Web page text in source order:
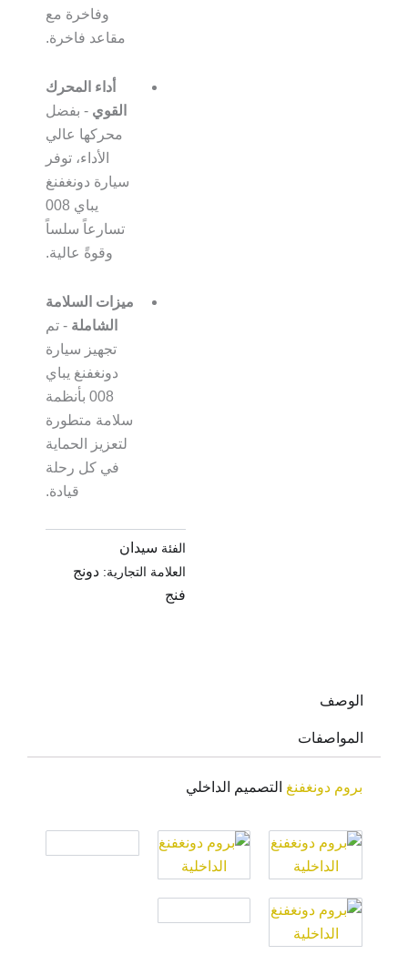
وفاخرة مع
مقاعد فاخرة.
أداء المحرك
القوي- بفضل
محركها عالي
الأداء، توفر
سيارة دونغفنغ
يباي 008
تسارعاً سلساً
وقوةً عالية.
ميزات السلامة
الشاملة- تم
تجهيز سيارة
دونغفنغ يباي
008 بأنظمة
سلامة متطورة
لتعزيز الحماية
في كل رحلة
قيادة.
سيدان
العلامة التجارية:دونج
الوصف
المواصفات
بروم دونغفنغالتصميم الداخلي